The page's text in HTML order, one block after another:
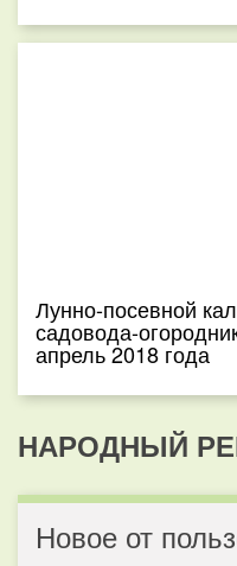
Лунно-посевной
садовода-
апрель 2018 года
НАРОДНЫЙ
Новое от